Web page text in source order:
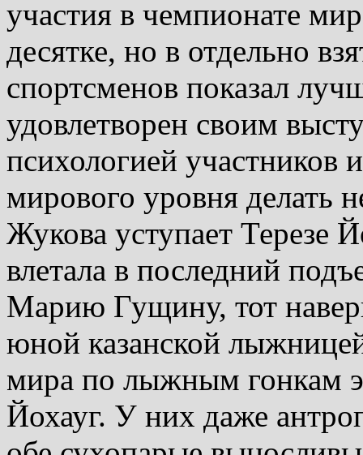
участия в чемпионате
десятке, но в отдельно
спортсменов показал
удовлетворен своим
психологией участников
мирового уровня делать
Жукова уступает Терезе
влетала в последний
Марию Гущину, тот
юной казанской
мира по лыжным гонкам
Йохауг. У них даже